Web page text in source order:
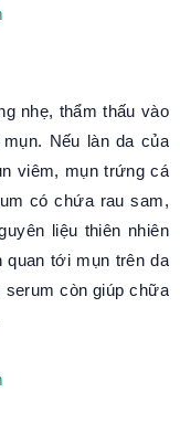
nhẹ, thẩm thấu vào
Nếu làn da của
viêm, mụn trứng cá
có chứa rau sam,
liệu thiên nhiên
quan tới mụn trên da
serum còn giúp chữa